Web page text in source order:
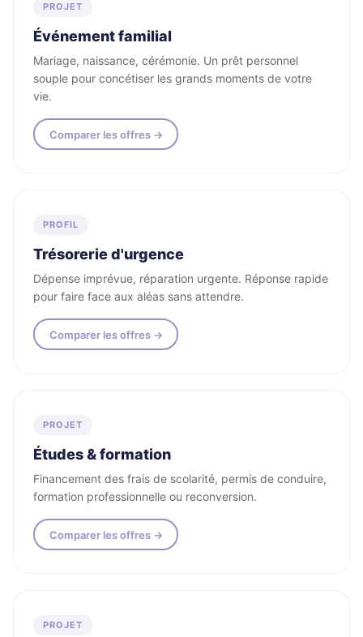
PROJET
Événement familial
Mariage, naissance, cérémonie. Un prêt personnel
souple pour concétiser les grands moments de votre
vie.
Comparer les offres →
PROFIL
Trésorerie d'urgence
Dépense imprévue, réparation urgente. Réponse rapide
pour faire face aux aléas sans attendre.
Comparer les offres →
PROJET
Études & formation
Financement des frais de scolarité, permis de conduire,
formation professionnelle ou reconversion.
Comparer les offres →
PROJET